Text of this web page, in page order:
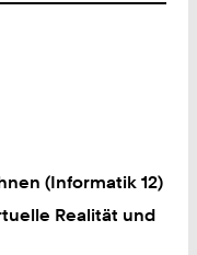
(Informatik 12)
Realität und